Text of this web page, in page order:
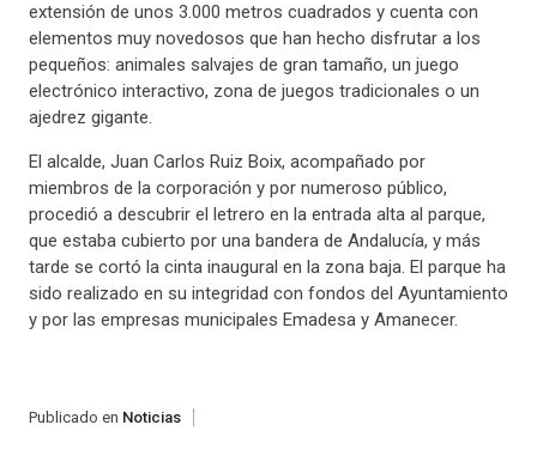
extensión de unos 3.000 metros cuadrados y cuenta con
elementos muy novedosos que han hecho disfrutar a los
pequeños: animales salvajes de gran tamaño, un juego
electrónico interactivo, zona de juegos tradicionales o un
ajedrez gigante.
El alcalde, Juan Carlos Ruiz Boix, acompañado por
miembros de la corporación y por numeroso público,
procedió a descubrir el letrero en la entrada alta al parque,
que estaba cubierto por una bandera de Andalucía, y más
tarde se cortó la cinta inaugural en la zona baja. El parque ha
sido realizado en su integridad con fondos del Ayuntamiento
y por las empresas municipales Emadesa y Amanecer.
Publicado en Noticias